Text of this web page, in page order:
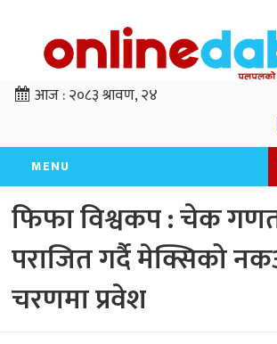
आज :२०८३ श्रावण, २४
MENU
फिफा विश्वकप : चेक
पराजित गर्दै मेक्सिको
चरणमा प्रवेश